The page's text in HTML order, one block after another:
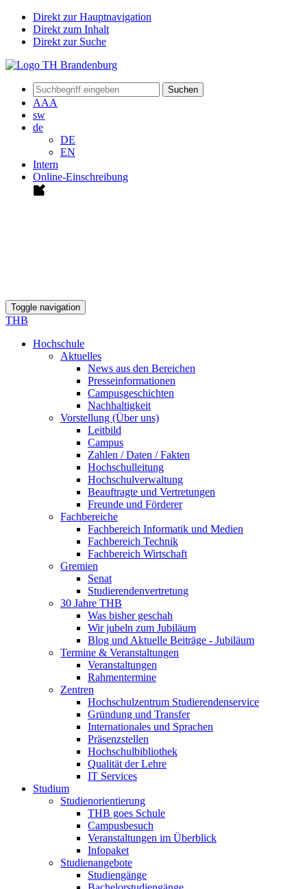
Direkt zur Hauptnavigation
Direkt zum Inhalt
Direkt zur Suche
Suchen
AAA
sw
de
DE
EN
Intern
Online-Einschreibung
Toggle navigation
THB
Hochschule
Aktuelles
News aus den Bereichen
Presseinformationen
Campusgeschichten
Nachhaltigkeit
Vorstellung (Über uns)
Leitbild
Campus
Zahlen / Daten / Fakten
Hochschulleitung
Hochschulverwaltung
Beauftragte und Vertretungen
Freunde und Förderer
Fachbereiche
Fachbereich Informatik und Medien
Fachbereich Technik
Fachbereich Wirtschaft
Gremien
Senat
Studierendenvertretung
30 Jahre THB
Was bisher geschah
Wir jubeln zum Jubiläum
Blog und Aktuelle Beiträge - Jubiläum
Termine & Veranstaltungen
Veranstaltungen
Rahmentermine
Zentren
Hochschulzentrum Studierendenservice
Gründung und Transfer
Internationales und Sprachen
Präsenzstellen
Hochschulbibliothek
Qualität der Lehre
IT Services
Studium
Studienorientierung
THB goes Schule
Campusbesuch
Veranstaltungen im Überblick
Infopaket
Studienangebote
Studiengänge